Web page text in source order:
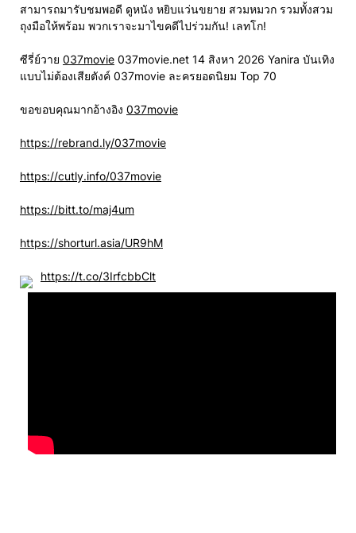
สามารถมารับชมพอดี ดูหนัง หยิบแว่นขยาย สวมหมวก รวมทั้งสวม
ถุงมือให้พร้อม พวกเราจะมาไขคดีไปร่วมกัน! เลทโก!
ซีรี่ย์วาย 037movie 037movie.net 14 สิงหา 2026 Yanira บันเทิง
แบบไม่ต้องเสียตังค์ 037movie ละครยอดนิยม Top 70
ขอขอบคุณมากอ้างอิง 037movie
https://rebrand.ly/037movie
https://cutly.info/037movie
https://bitt.to/maj4um
https://shorturl.asia/UR9hM
https://t.co/3IrfcbbClt